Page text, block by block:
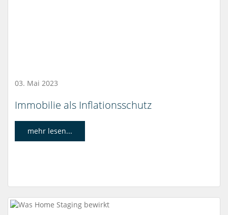
03. Mai 2023
Immobilie als Inflationsschutz
mehr lesen...